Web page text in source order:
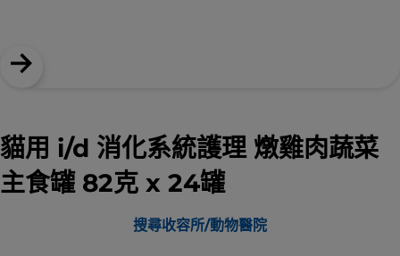
貓用 i/d 消化系統護理 燉雞肉蔬菜
主食罐 82克 x 24罐
搜尋收容所/動物醫院